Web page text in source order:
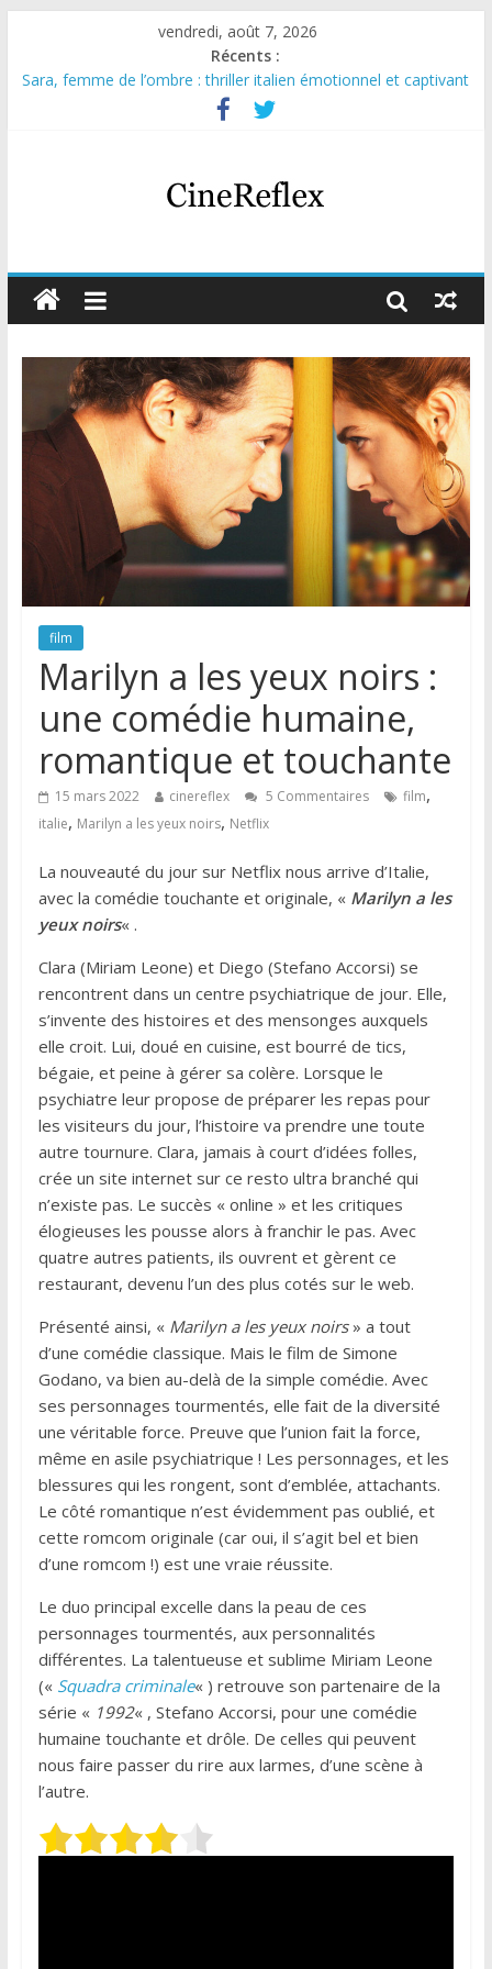
vendredi, août 7, 2026
Récents :
Sara, femme de l’ombre : thriller italien émotionnel et captivant
Journal d’une fille larguée : nouvelle série suédoise sur Netflix
Aema : mini-série sur le tournage d’un film érotique devenu
Glass Heart : excellente série musicale avec Takeru Satō
Olympo, saison 1 : nouvelle série qui séduira les fans de
film
Marilyn a les yeux noirs :
une comédie humaine,
romantique et touchante
15 mars 2022 cinereflex 5 Commentaires film,
italie, Marilyn a les yeux noirs, Netflix
La nouveauté du jour sur Netflix nous arrive d’Italie,
avec la comédie touchante et originale, « Marilyn a les
yeux noirs« .
Clara (Miriam Leone) et Diego (Stefano Accorsi) se
rencontrent dans un centre psychiatrique de jour. Elle,
s’invente des histoires et des mensonges auxquels
elle croit. Lui, doué en cuisine, est bourré de tics,
bégaie, et peine à gérer sa colère. Lorsque le
psychiatre leur propose de préparer les repas pour
les visiteurs du jour, l’histoire va prendre une toute
autre tournure. Clara, jamais à court d’idées folles,
crée un site internet sur ce resto ultra branché qui
n’existe pas. Le succès « online » et les critiques
élogieuses les pousse alors à franchir le pas. Avec
quatre autres patients, ils ouvrent et gèrent ce
restaurant, devenu l’un des plus cotés sur le web.
Présenté ainsi, « Marilyn a les yeux noirs» a tout
d’une comédie classique. Mais le film de Simone
Godano, va bien au-delà de la simple comédie. Avec
ses personnages tourmentés, elle fait de la diversité
une véritable force. Preuve que l’union fait la force,
même en asile psychiatrique ! Les personnages, et les
blessures qui les rongent, sont d’emblée, attachants.
Le côté romantique n’est évidemment pas oublié, et
cette romcom originale (car oui, il s’agit bel et bien
d’une romcom !) est une vraie réussite.
Le duo principal excelle dans la peau de ces
personnages tourmentés, aux personnalités
différentes. La talentueuse et sublime Miriam Leone
(« Squadra criminale« ) retrouve son partenaire de la
série « 1992« , Stefano Accorsi, pour une comédie
humaine touchante et drôle. De celles qui peuvent
nous faire passer du rire aux larmes, d’une scène à
l’autre.